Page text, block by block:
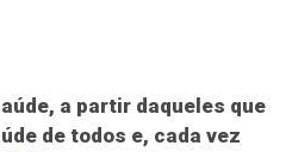
a partir daqueles que
de todos e, cada vez